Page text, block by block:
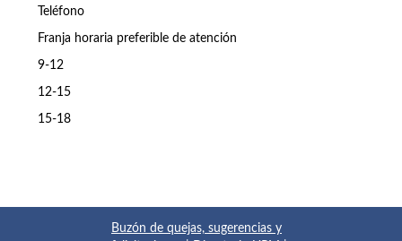
Teléfono
Franja horaria preferible de atención
9-12
12-15
15-18
Buzón de quejas, sugerencias y